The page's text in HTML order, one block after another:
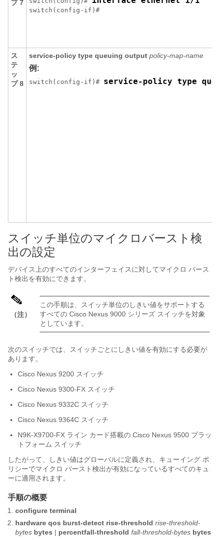
プ 7
switch(config-if)#
ス
テ
ッ
プ 8
service-policy type queuing output policy-map-name
例:
switch(config-if)# service-policy type
スイッチ単位のマイクロバースト検
出の設定
デバイス上のすべてのインターフェイスに対してマイクロ バース
ト検出を有効にできます。
（注）
この手順は、スイッチ単位のしきい値をサポートする
すべての Cisco Nexus 9000 シリーズ スイッチを対象
としています。
次のスイッチでは、スイッチごとにしきい値を有効にする必要が
あります。
Cisco Nexus 9200 スイッチ
Cisco Nexus 9300-FX スイッチ
Cisco Nexus 9332C スイッチ
Cisco Nexus 9364C スイッチ
N9K-X9700-FX ライン カード搭載の Cisco Nexus 9500 プラッ
トフォーム スイッチ
したがって、しきい値はグローバルに定義され、キューイング ポ
リシーでマイクロ バースト検出が有効になっているすべてのキュ
ーに適用されます。
手順の概要
configure terminal
hardware qos burst-detect rise-threshold rise-threshold-
bytes bytes | percentfall-threshold fall-threshold-bytes bytes